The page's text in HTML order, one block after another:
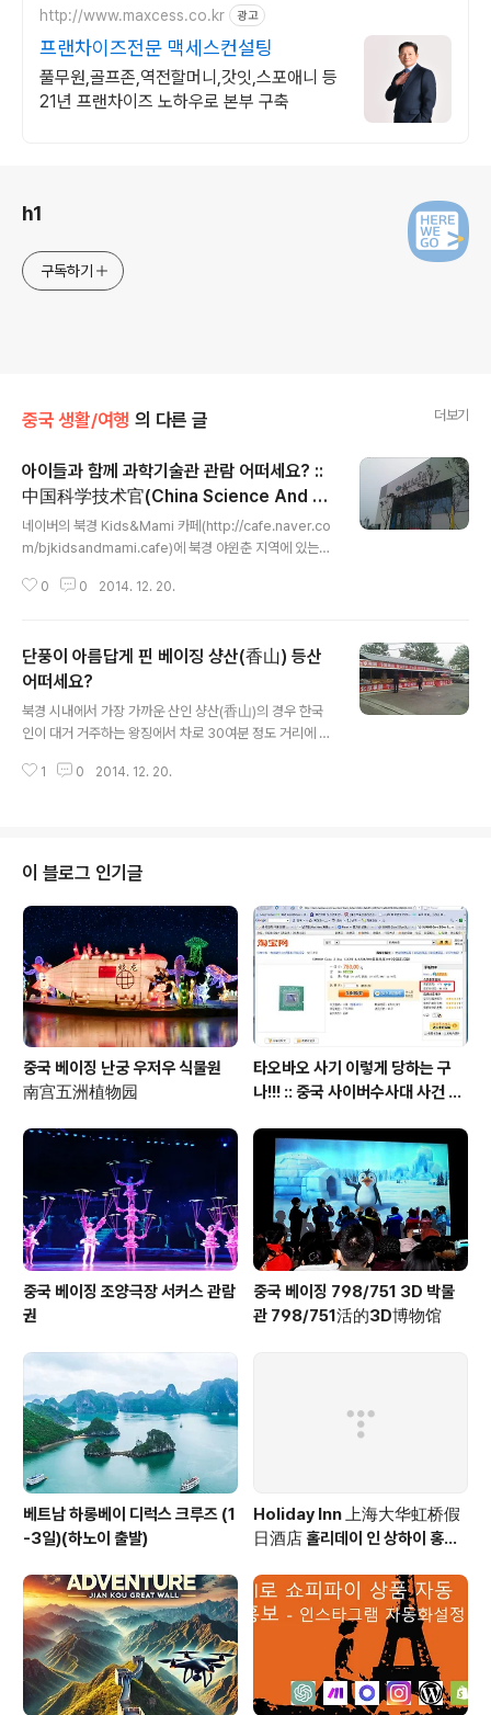
http://www.maxcess.co.kr 광고
프랜차이즈전문 맥세스컨설팅
풀무원,골프존,역전할머니,갓잇,스포애니 등
21년 프랜차이즈 노하우로 본부 구축
h1
구독하기
중국 생활/여행 의 다른 글 더보기
아이들과 함께 과학기술관 관람 어떠세요? ::
中国科学技术官(China Science And T
echnology Museum) 신관
네이버의 북경 Kids&Mami 카페(http://cafe.naver.co
m/bjkidsandmami.cafe)에 북경 야윈춘 지역에 있는
m/bjkidsandmami/22275)을 보고, 오늘 3살 아들과
주 좋은 곳으로 추천 드립니다. 위치는 다음과 같습니다. 큰
지도에서 중국 북경 대신부동산컨설팅이 제공하는 중국 북
경 생활 지도 보기 정확한 주소와 연락처는 다음과 같습니
다. 中国 北京 朝阳区 北辰东路5号 전화번호 : 010-5
904-1000 주차할 곳도 넉넉하고, 대중교통으로도 가기
편하니, 주말에 가족들과 함께 다녀오..
0 0 2014. 12. 20.
단풍이 아름답게 핀 베이징 샹산(香山) 등산
어떠세요?
북경 시내에서 가장 가까운 산인 샹산(香山)의 경우 한국
인이 대거 거주하는 왕징에서 차로 30여분 정도 거리에 있
풍이 아름답게 피어있는 샹산을 다녀왔습니다. 위치는 다
같습니다. 50위엔하는 케이블카(拦车)를 타고 올라갈 수
있으며, 등산 코드는 2군데가 있습니다. 케이블카 타는 쪽
은 가파른 곳이며, 그 반대쪽은 그나마 가볼만한 곳입니다.
개인적으로는 등산의 재미(산을 정복했다는 정복감이나,
좋은 공기를 마셨다던가... 등등)를 전혀 모르는 사람이며,
산을 왜 올라가야 하는지 이해..
1 0 2014. 12. 20.
이 블로그 인기글
중국 베이징 난궁 우저우 식물원
南宫五洲植物园
타오바오 사기 이렇게 당하는 구
나!!! :: 중국 사이버수사대 사건 접
중국 베이징 조양극장 서커스 관람
권
중국 베이징 798/751 3D 박물
관 798/751活的3D博物馆
베트남 하롱베이 디럭스 크루즈 (1
-3일)(하노이 출발)
Holiday Inn 上海大华虹桥假
日酒店 홀리데이 인 상하이 홍차
ngqiao